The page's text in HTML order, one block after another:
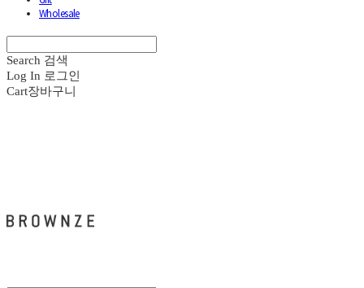
Wholesale
Search 검색
Log In 로그인
Cart장바구니